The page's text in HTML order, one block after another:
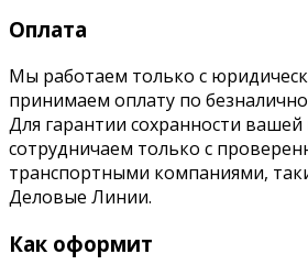
Оплата
Мы работаем только с
принимаем оплату по
Для гарантии сохранности
сотрудничаем только с
транспортными компаниями,
Деловые Линии.
Как оформит